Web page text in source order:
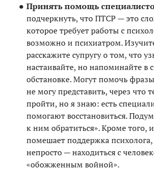
Принять помощь
подчеркнуть, что ПТСР — это
которое требует работы с
возможно и психиатром.
расскажите супругу о том, что
настаивайте, но напоминайте в
обстановке. Могут помочь
не могу представить, через что
пройти, но я знаю: есть
помогают восстановиться.
к ним обратиться». Кроме того,
помешает поддержка психолога,
непросто — находиться с
«обожженным войной».